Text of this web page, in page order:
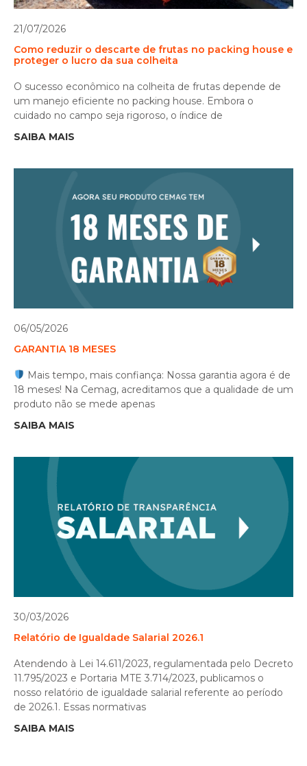
Como reduzir o descarte de frutas no packing house e
proteger o lucro da sua colheita
21/07/2026
O sucesso econômico na colheita de frutas depende de
um manejo eficiente no packing house. Embora o
cuidado no campo seja rigoroso, o índice de
SAIBA MAIS
GARANTIA 18 MESES
06/05/2026
Mais tempo, mais confiança: Nossa garantia agora é de
18 meses! Na Cemag, acreditamos que a qualidade de um
produto não se mede apenas
SAIBA MAIS
Relatório de Igualdade Salarial 2026.1
30/03/2026
Atendendo à Lei 14.611/2023, regulamentada pelo Decreto
11.795/2023 e Portaria MTE 3.714/2023, publicamos o
nosso relatório de igualdade salarial referente ao período
de 2026.1. Essas normativas
SAIBA MAIS